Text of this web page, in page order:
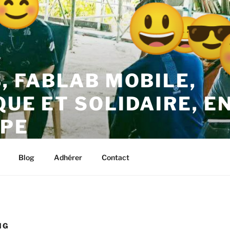
FABLAB MOBILE,
ET SOLIDAIRE,
Blog Adhérer Contact